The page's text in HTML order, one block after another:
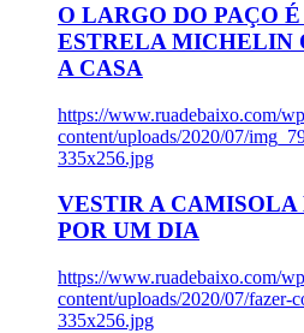
O LARGO DO PAÇO
ESTRELA MICHELIN
A CASA
https://www.ruadebaixo.com/
content/uploads/2020/07/
335x256.jpg
VESTIR A CAMISOLA
POR UM DIA
https://www.ruadebaixo.com/
content/uploads/2020/07/fazer-
335x256.jpg